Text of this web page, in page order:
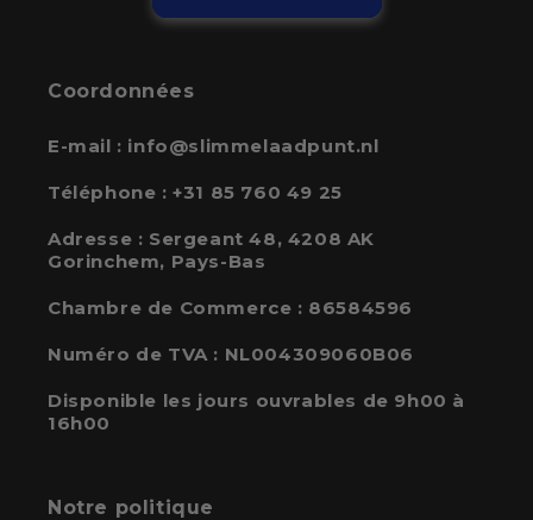
Coordonnées
E-mail : info@slimmelaadpunt.nl
Téléphone : +31 85 760 49 25
Adresse : Sergeant 48, 4208 AK
Gorinchem, Pays-Bas
Chambre de Commerce : 86584596
Numéro de TVA : NL004309060B06
Disponible les jours ouvrables de 9h00 à
16h00
Notre politique